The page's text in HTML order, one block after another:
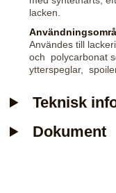
lacken.
Användes till
och polycarbonat
ytterspeglar,
Teknisk
Dokument